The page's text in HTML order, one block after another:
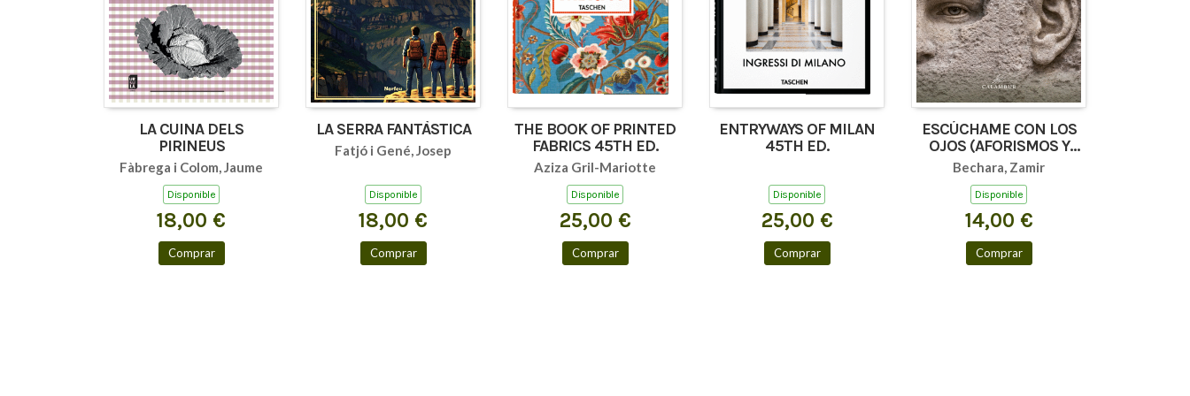
LA CUINA DELS
PIRINEUS
Fàbrega i Colom, Jaume
Disponible
18,00 €
Comprar
LA SERRA FANTÀSTICA
Fatjó i Gené, Josep
Disponible
18,00 €
Comprar
THE BOOK OF PRINTED
FABRICS 45TH ED.
Aziza Gril-Mariotte
Disponible
25,00 €
Comprar
ENTRYWAYS OF MILAN
45TH ED.
Disponible
25,00 €
Comprar
ESCÚCHAME CON LOS
OJOS (AFORISMOS Y
TEXTOS BREVES)
Bechara, Zamir
Disponible
14,00 €
Comprar